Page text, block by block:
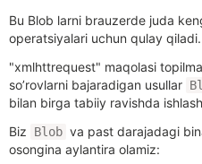
Bu Blob larni brauzerde juda
operatsiyalari uchun qulay qiladi.
"xmlhttrequest" maqolasi
so’rovlarni bajaradigan usullar
bilan birga tabiiy ravishda
Biz
Blob va past darajadagi
osongina aylantira olamiz: